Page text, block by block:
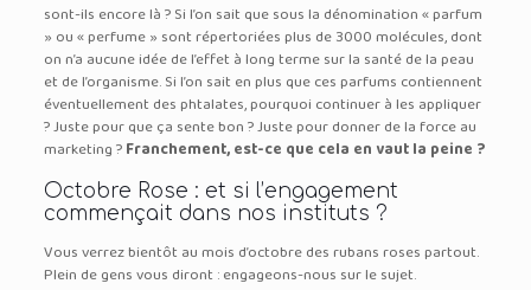
sont-ils encore là ? Si l’on sait que sous la dénomination « parfum
» ou « perfume » sont répertoriées plus de 3000 molécules, dont
on n’a aucune idée de l’effet à long terme sur la santé de la peau
et de l’organisme. Si l’on sait en plus que ces parfums contiennent
éventuellement des phtalates, pourquoi continuer à les appliquer
? Juste pour que ça sente bon ? Juste pour donner de la force au
marketing ?Franchement, est-ce que cela en vaut la peine ?
Octobre Rose : et si l’engagement
commençait dans nos instituts ?
Vous verrez bientôt au mois d’octobre des rubans roses partout.
Plein de gens vous diront : engageons-nous sur le sujet.